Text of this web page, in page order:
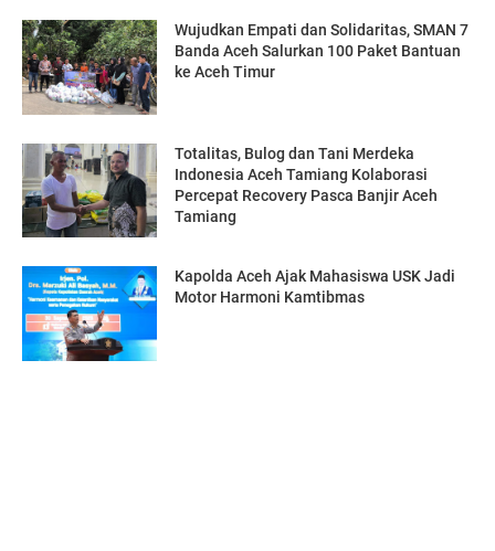
Wujudkan Empati dan Solidaritas, SMAN 7
Banda Aceh Salurkan 100 Paket Bantuan
ke Aceh Timur
Totalitas, Bulog dan Tani Merdeka
Indonesia Aceh Tamiang Kolaborasi
Percepat Recovery Pasca Banjir Aceh
Tamiang
Kapolda Aceh Ajak Mahasiswa USK Jadi
Motor Harmoni Kamtibmas